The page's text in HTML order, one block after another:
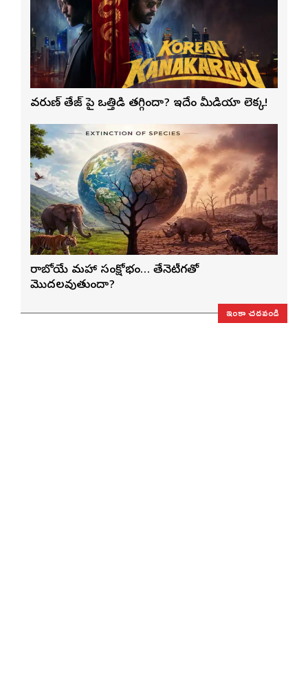
వరుణ్ తేజ్‌ పై ఒత్తిడి తగ్గిందా? ఇదేం మీడియా లెక్క!
రాబోయే మహా సంక్షోభం… తేనెటీగతో
మొదలవుతుందా?
ఇంకా చదవండి